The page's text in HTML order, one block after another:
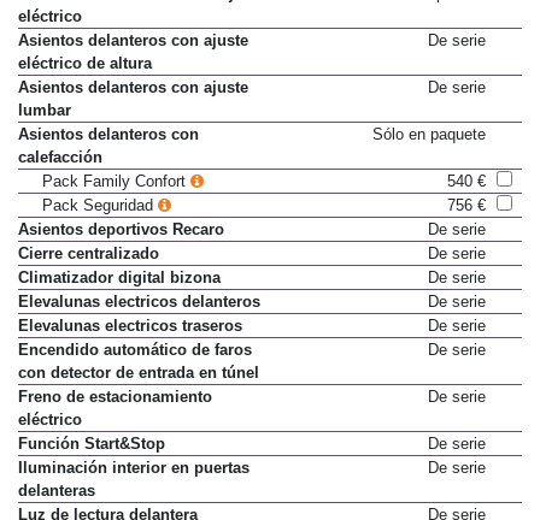
Asiento del conductor con ajuste
eléctrico
Asientos delanteros con ajuste
eléctrico de altura
Asientos delanteros con ajuste
lumbar
Asientos delanteros con
calefacción
Pack Family Confort
540 €
Pack Seguridad
756 €
Asientos deportivos Recaro
De serie
Cierre centralizado
De serie
Climatizador digital bizona
De serie
Elevalunas electricos delanteros
De serie
Elevalunas electricos traseros
De serie
Encendido automático de faros
con detector de entrada en túnel
Freno de estacionamiento
eléctrico
Función Start&Stop
De serie
Iluminación interior en puertas
delanteras